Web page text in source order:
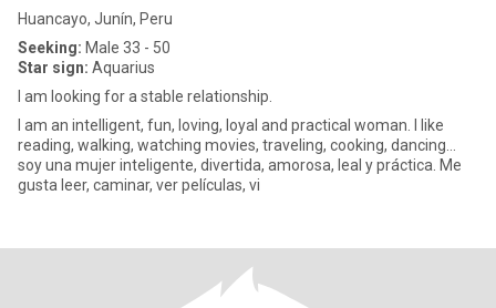
Huancayo, Junín, Peru
Seeking: Male 33 - 50
Star sign: Aquarius
I am looking for a stable relationship.
I am an intelligent, fun, loving, loyal and practical woman. I like
reading, walking, watching movies, traveling, cooking, dancing...
soy una mujer inteligente, divertida, amorosa, leal y práctica. Me
gusta leer, caminar, ver películas, vi